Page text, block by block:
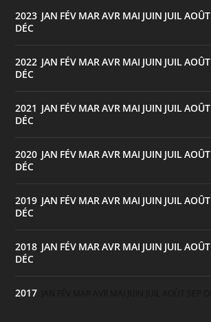
2023 JAN FÉV MARAVR MAI JUIN JUILAOÛT
DÉC
2022 JAN FÉV MARAVR MAI JUIN JUILAOÛT
DÉC
2021 JAN FÉV MARAVR MAI JUIN JUILAOÛT
DÉC
2020 JAN FÉV MARAVR MAI JUIN JUILAOÛT
DÉC
2019 JAN FÉV MARAVR MAI JUIN JUILAOÛT
DÉC
2018 JAN FÉV MARAVR MAI JUIN JUILAOÛT
DÉC
2017